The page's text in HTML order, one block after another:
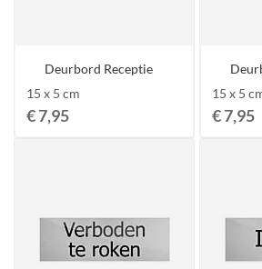
Deurbord Receptie
15 x 5 cm
€ 7,95
15 x 5
€ 7,95